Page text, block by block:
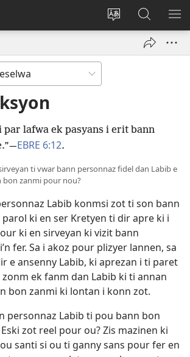
Sanz
Log
window)
Rode
JW.ORG
par lafwa ek pasyans i erit bann
EBRE 6:12.
ti vwar bann personnaz fidel dan Labib e
zanmi pour nou?
Labib konmsi zot ti son bann
parol ki en ser Kretyen ti dir apre ki i
ki en sirveyan ki vizit bann
fer. Sa i akoz pour plizyer lannen, sa
e ansenny Labib, ki aprezan i ti paret
ek fanm dan Labib ki ti annan
bon zanmi ki lontan i konn zot.
personnaz Labib ti pou bann bon
zot reel pour ou? Zis mazinen ki
santi si ou ti ganny sans pour fer en